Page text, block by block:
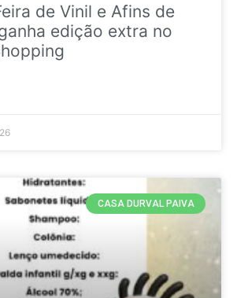
de Vinil e Afins de
edição extra no
CASA DURVAL PAIVA